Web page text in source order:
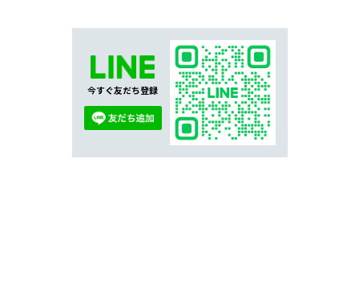
今すぐ友だち登録